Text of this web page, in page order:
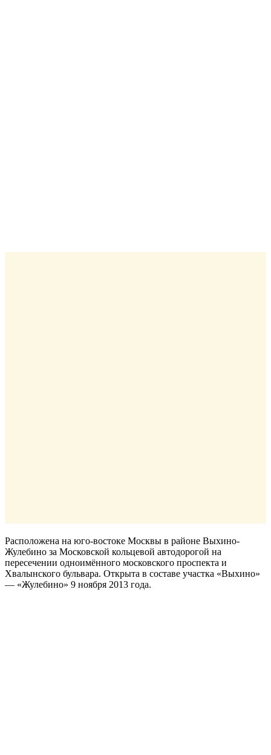
Расположена на юго-востоке Москвы в районе Выхино-
Жулебино за Московской кольцевой автодорогой на
пересечении одноимённого московского проспекта и
Хвалынского бульвара. Открыта в составе участка «Выхино»
— «Жулебино» 9 ноября 2013 года.